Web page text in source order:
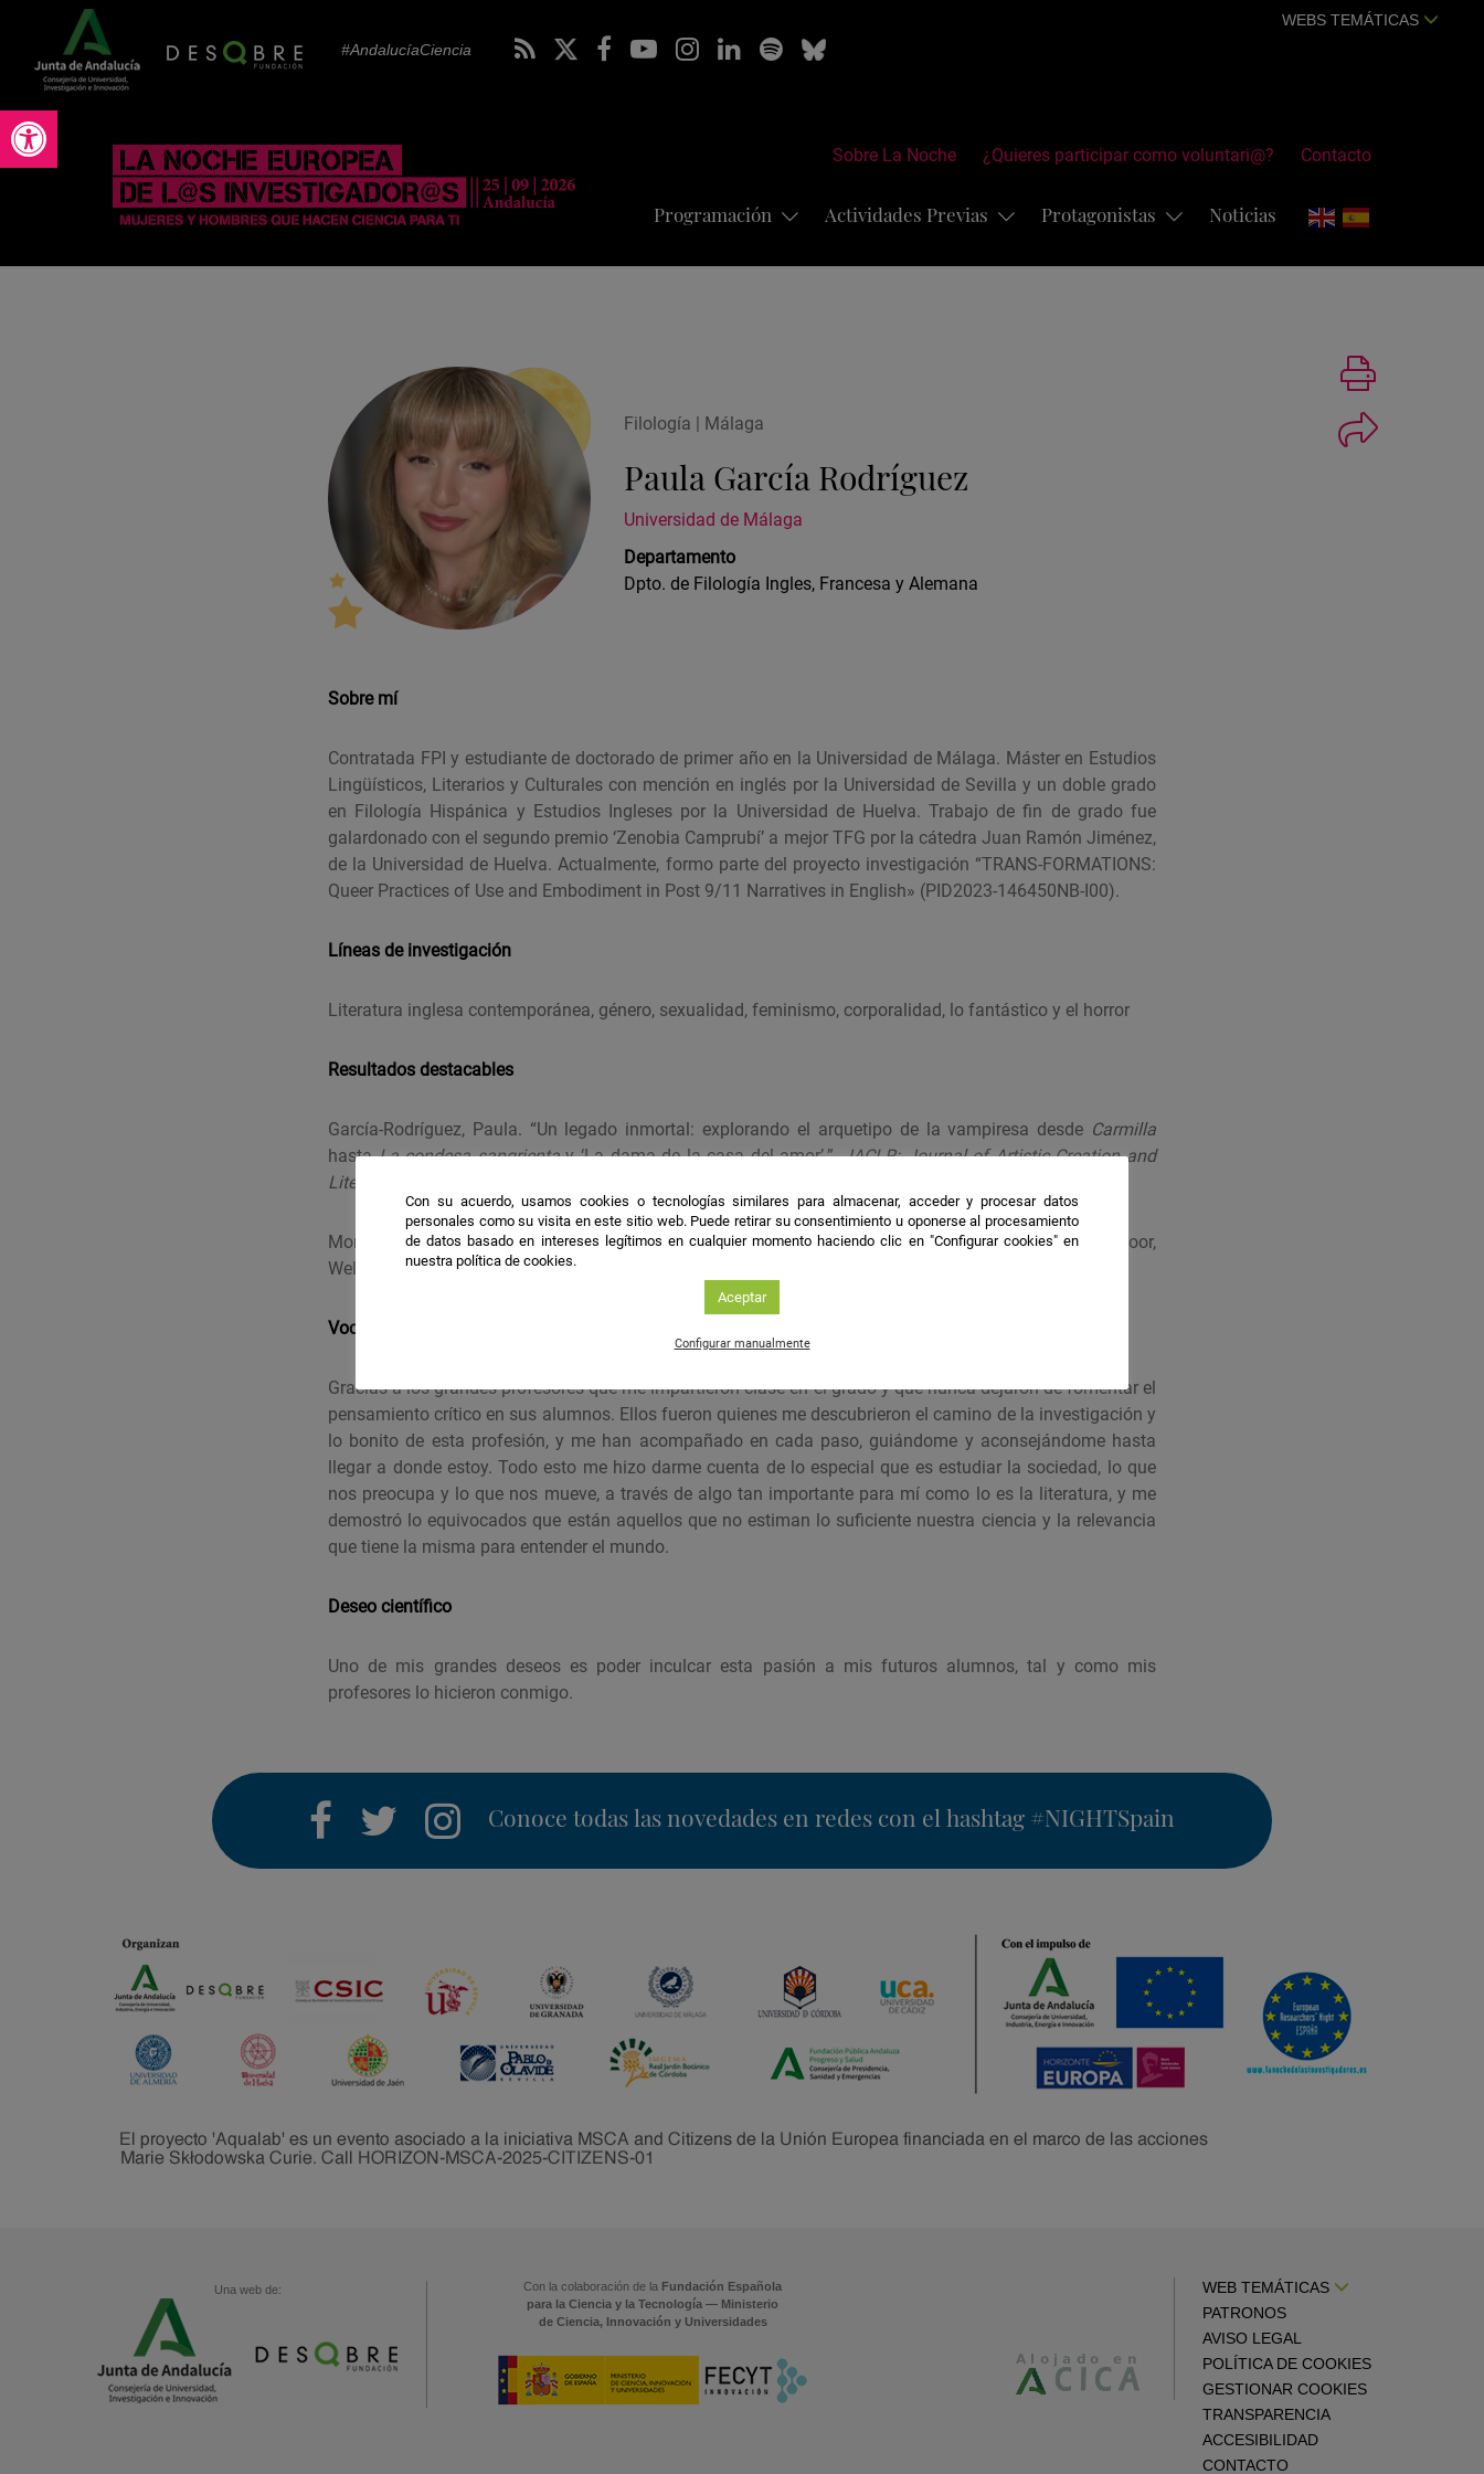
Abrir barra de herramientas
#AndalucíaCiencia
WEBS TEMÁTICAS
Sobre La Noche ¿Quieres participar como voluntari@? Contacto
Programación Actividades Previas Protagonistas Noticias
Filología | Málaga
Paula García Rodríguez
Universidad de Málaga
Departamento
Dpto. de Filología Ingles, Francesa y Alemana
Sobre mí
Contratada FPI y estudiante de doctorado de primer año en la Universidad de Málaga. Máster en Estudios
Lingüísticos, Literarios y Culturales con mención en inglés por la Universidad de Sevilla y un doble grado
en Filología Hispánica y Estudios Ingleses por la Universidad de Huelva. Trabajo de fin de grado fue
galardonado con el segundo premio ‘Zenobia Camprubí’ a mejor TFG por la cátedra Juan Ramón Jiménez,
de la Universidad de Huelva. Actualmente, formo parte del proyecto investigación “TRANS-FORMATIONS:
Queer Practices of Use and Embodiment in Post 9/11 Narratives in English» (PID2023-146450NB-I00).
Líneas de investigación
Literatura inglesa contemporánea, género, sexualidad, feminismo, corporalidad, lo fantástico y el horror
Resultados destacables
García-Rodríguez, Paula. “Un legado inmortal: explorando el arquetipo de la vampiresa desde Carmilla
hastaLa condesa sangrientay ‘La dama de la casa del amor’.”JACLR: Journal of Artistic Creation and
Literary Research
Mora-Ramírez, Pedro, María Amo-Hernández, y Paula García-Rodríguez. “Answering the Knock at the Door,
Welcoming Utopian Futures.”Utopian Studies
Vocación
Gracias a los grandes profesores que me impartieron clase en el grado y que nunca dejaron de fomentar el
pensamiento crítico en sus alumnos. Ellos fueron quienes me descubrieron el camino de la investigación y
lo bonito de esta profesión, y me han acompañado en cada paso, guiándome y aconsejándome hasta
llegar a donde estoy.Todo esto me hizo darme cuenta de lo especial que es estudiar la sociedad, lo que
nos preocupa y lo que nos mueve, a través de algo tan importante para mí como lo es la literatura, y me
demostró lo equivocados que están aquellos que no estiman lo suficiente nuestra ciencia y la relevancia
que tiene la misma para entender el mundo.
Deseo científico
Uno de mis grandes deseos es poder inculcar esta pasión a mis futuros alumnos, tal y como mis
profesores lo hicieron conmigo.
facebooktwitter instagram
Conoce todas las novedades en redes con el hashtag #NIGHTSpain
Una web de: Con la colaboración de la Fundación Española
para la Ciencia y la Tecnología — Ministerio
de Ciencia, Innovación y Universidades
WEB TEMÁTICAS
PATRONOS
AVISO LEGAL
POLÍTICA DE COOKIES
GESTIONAR COOKIES
TRANSPARENCIA
ACCESIBILIDAD
CONTACTO
Con su acuerdo, usamos cookies o tecnologías similares para almacenar, acceder y procesar datos
personales como su visita en este sitio web. Puede retirar su consentimiento u oponerse al procesamiento
de datos basado en intereses legítimos en cualquier momento haciendo clic en "Configurar cookies" en
nuestra política de cookies.
Aceptar
Configurar manualmente